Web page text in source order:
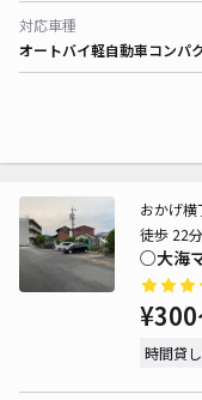
対応車種
オートバイ軽自動車コンパ
○大海
おかげ
徒歩 22分
¥300
時間貸